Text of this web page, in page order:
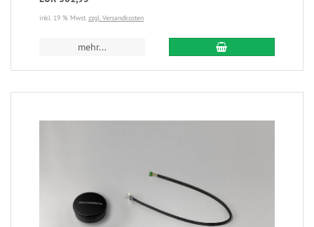
inkl. 19 % Mwst.zzgl. Versandkosten
mehr...